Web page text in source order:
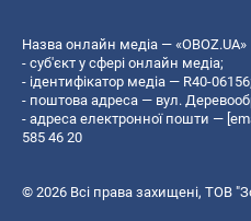
Назва онлайн медіа — «OBOZ.UA»
- суб'єкт у сфері онлайн медіа;
- ідентифікатор медіа — R40-06156;
- поштова адреса — вул.
- адреса електронної пошти —
585 46 20
© 2026 Всі права захищені, ТОВ